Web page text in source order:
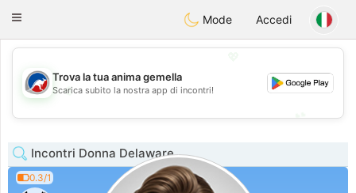
AustraliaChat
Toggle
Mode Accedi
💖
💕
Trova la tua anima gemella
Scarica subito la nostra app di incontri!
Incontri Donna Delaware
0.3/1